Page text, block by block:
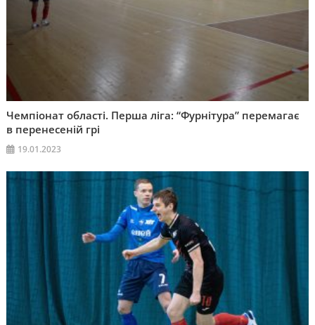
Чемпіонат області. Перша ліга: “Фурнітура” перемагає
в перенесеній грі
19.01.2023